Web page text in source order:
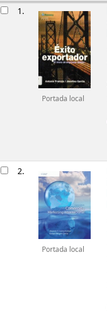
1.
Portada local
2.
Portada local